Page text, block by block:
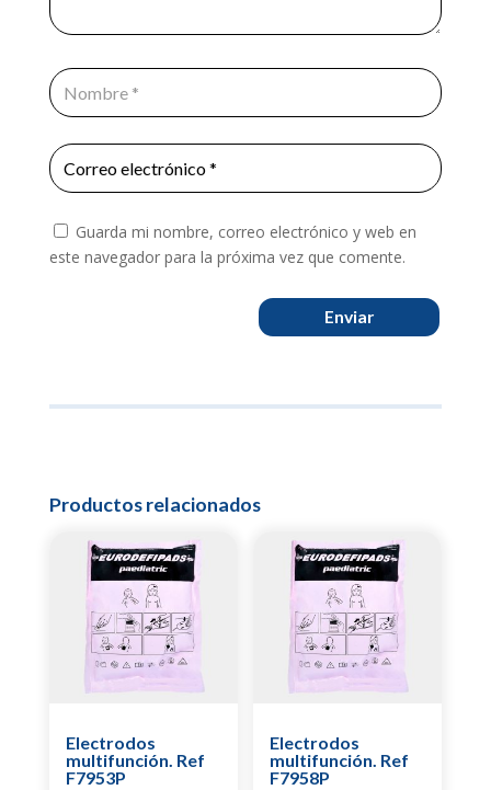
Guarda mi nombre, correo electrónico y web en
este navegador para la próxima vez que comente.
Enviar
Productos relacionados
Electrodos
multifunción. Ref
F7953P
Electrodos
multifunción. Ref
F7958P